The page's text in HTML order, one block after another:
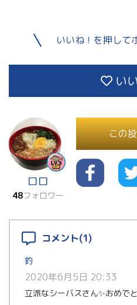
いいね！を押して
い
ロロ
48フォロワー
この
コメント(1)
釣
2020年6月5日 20:33
立派なシーバスさん✨おめで